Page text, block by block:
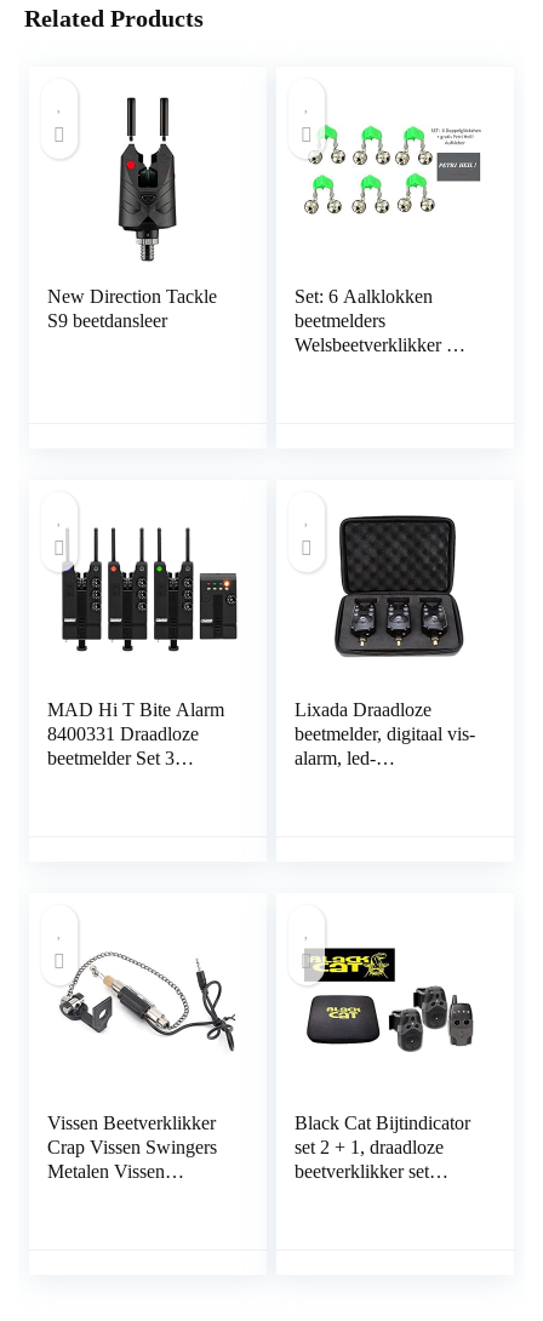
Related Products
New Direction Tackle
S9 beetdansleer
Set: 6 Aalklokken
beetmelders
Welsbeetverklikker met
MAD Hi T Bite Alarm
8400331 Draadloze
beetmelder Set 3
Lixada Draadloze
beetmelder, digitaal vis-
alarm, led-
Vissen Beetverklikker
Crap Vissen Swingers
Metalen Vissen
Black Cat Bijtindicator
set 2 + 1, draadloze
beetverklikker set